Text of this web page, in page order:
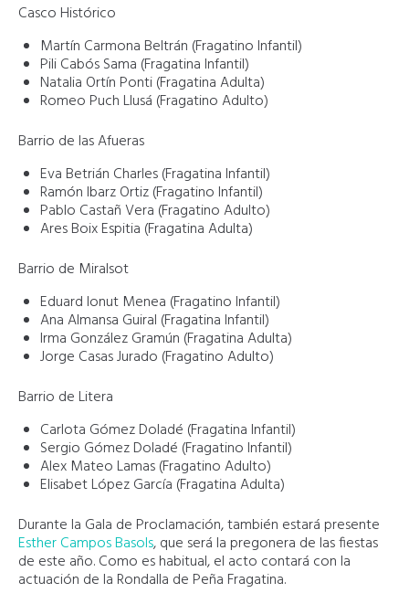
Casco Histórico
Martín Carmona Beltrán (Fragatino Infantil)
Pili Cabós Sama (Fragatina Infantil)
Natalia Ortín Ponti (Fragatina Adulta)
Romeo Puch Llusá (Fragatino Adulto)
Barrio de las Afueras
Eva Betrián Charles (Fragatina Infantil)
Ramón Ibarz Ortiz (Fragatino Infantil)
Pablo Castañ Vera (Fragatino Adulto)
Ares Boix Espitia (Fragatina Adulta)
Barrio de Miralsot
Eduard Ionut Menea (Fragatino Infantil)
Ana Almansa Guiral (Fragatina Infantil)
Irma González Gramún (Fragatina Adulta)
Jorge Casas Jurado (Fragatino Adulto)
Barrio de Litera
Carlota Gómez Doladé (Fragatina Infantil)
Sergio Gómez Doladé (Fragatino Infantil)
Alex Mateo Lamas (Fragatino Adulto)
Elisabet López García (Fragatina Adulta)
Durante la Gala de Proclamación, también estará presente
Esther Campos Basols, que será la pregonera de las fiestas
de este año. Como es habitual, el acto contará con la
actuación de la Rondalla de Peña Fragatina.